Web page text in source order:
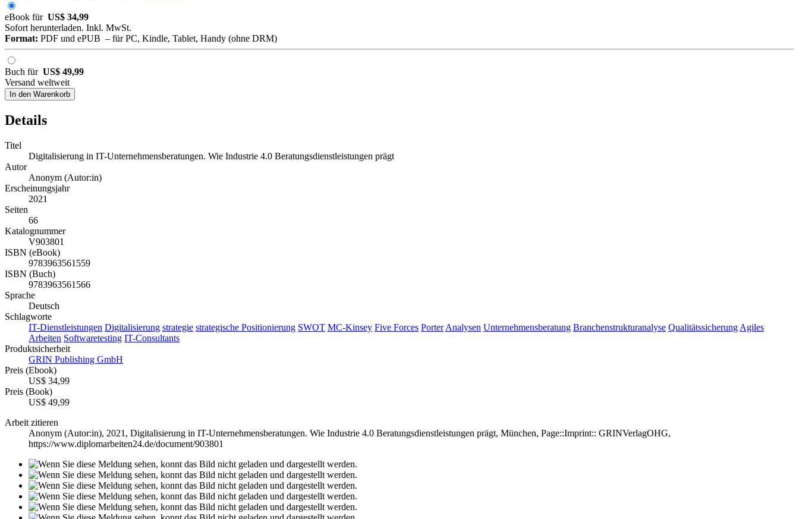
eBook für US$ 34,99
Sofort herunterladen. Inkl. MwSt.
Format: PDF und ePUB – für PC, Kindle, Tablet, Handy (ohne DRM)
Buch für US$ 49,99
Versand weltweit
In den Warenkorb
Details
Titel
Digitalisierung in IT-Unternehmensberatungen. Wie Industrie 4.0 Beratungsdienstleistungen prägt
Autor
Anonym (Autor:in)
Erscheinungsjahr
2021
Seiten
66
Katalognummer
V903801
ISBN (eBook)
9783963561559
ISBN (Buch)
9783963561566
Sprache
Deutsch
Schlagworte
IT-Dienstleistungen Digitalisierung strategie strategische Positionierung SWOT MC-Kinsey Five Forces Porter Analysen Unternehmensberatung Branchenstrukturanalyse Qualitätssicherung Agiles
Arbeiten Softwaretesting IT-Consultants
Produktsicherheit
GRIN Publishing GmbH
Preis (Ebook)
US$ 34,99
Preis (Book)
US$ 49,99
Arbeit zitieren
Anonym (Autor:in), 2021, Digitalisierung in IT-Unternehmensberatungen. Wie Industrie 4.0 Beratungsdienstleistungen prägt, München, Page::Imprint:: GRINVerlagOHG,
https://www.diplomarbeiten24.de/document/903801